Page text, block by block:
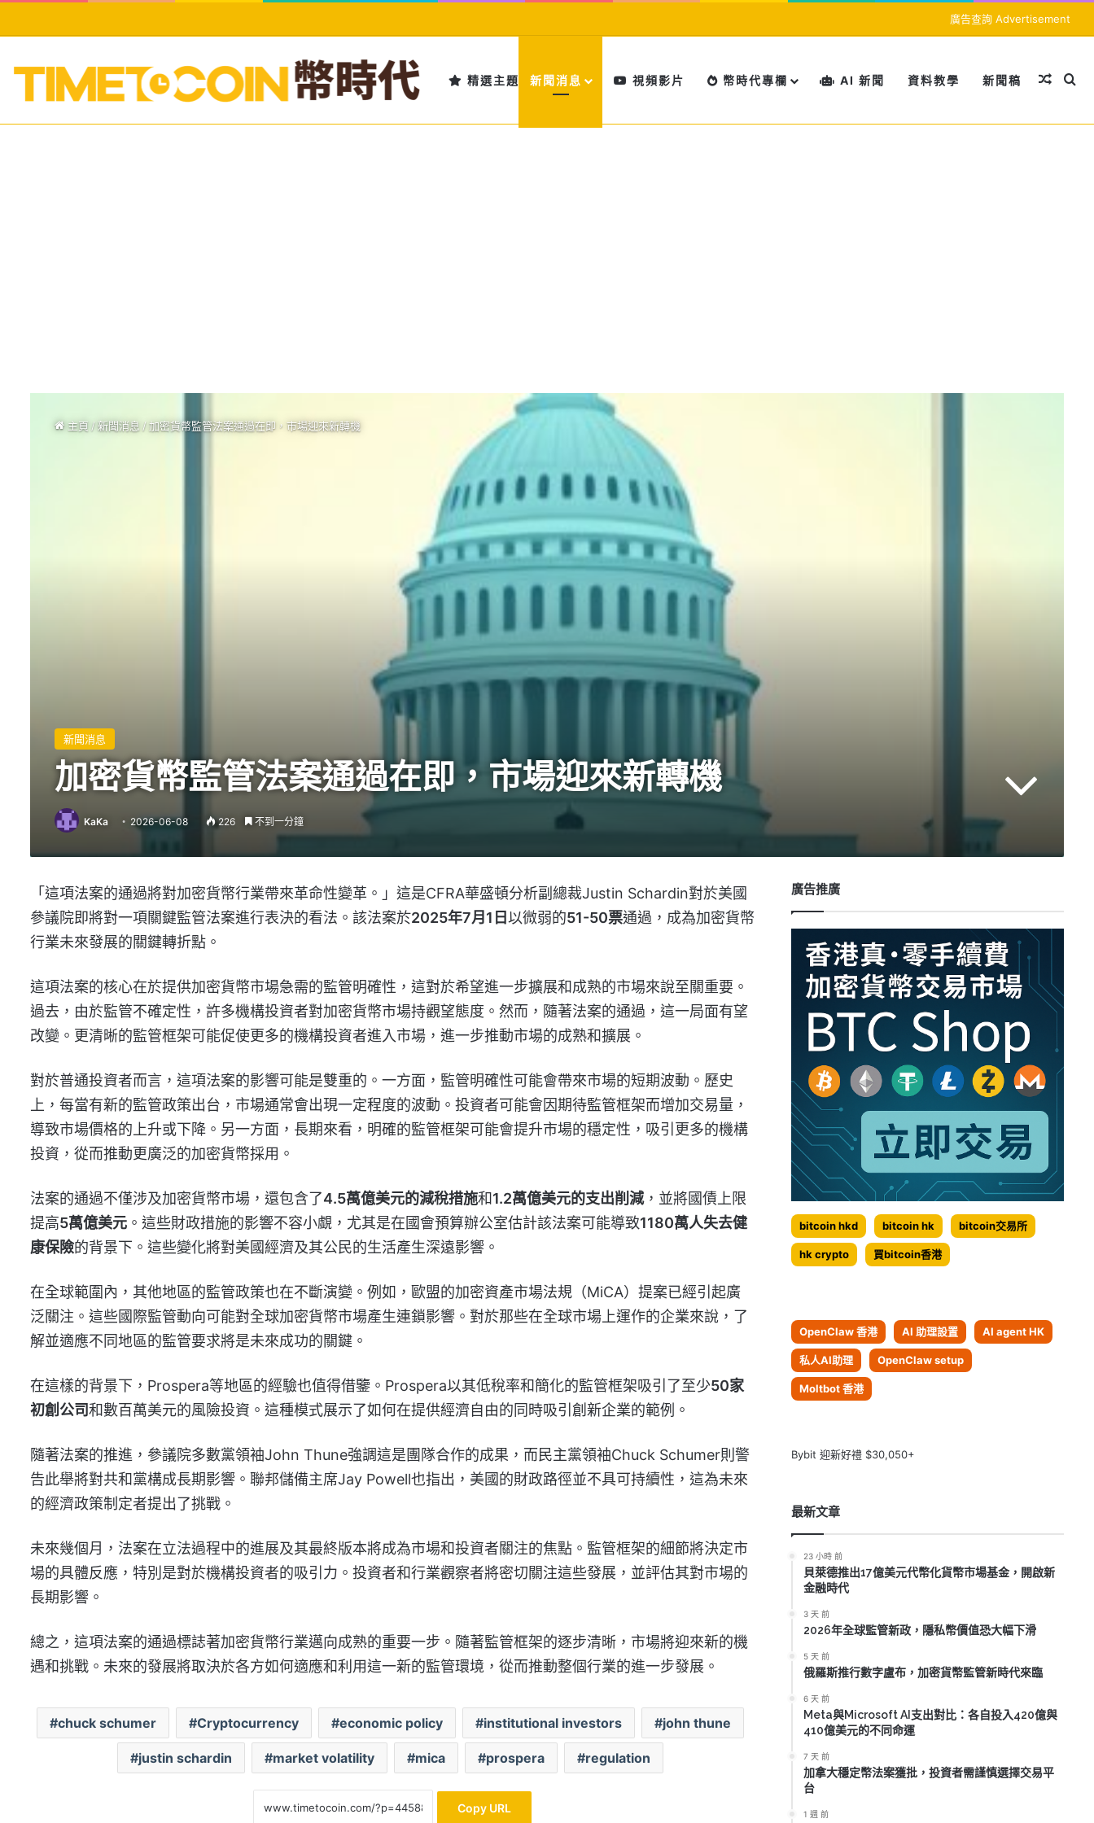
廣告查詢 Advertisement
精選主題 新聞消息 視頻影片 幣時代專欄 AI 新聞 資料教學 新聞稿 隨機文
搜
主頁 /新聞消息 /加密貨幣監管法案通過在即，市場迎來新轉機
新聞消息
加密貨幣監管法案通過在即，市場迎來新轉機
KaKa 2026-06-08 226 不到一分鐘
「這項法案的通過將對加密貨幣行業帶來革命性變革。」這是CFRA華盛頓分析副總裁Justin Schardin對於美國
參議院即將對一項關鍵監管法案進行表決的看法。該法案於2025年7月1日以微弱的51-50票通過，成為加密貨幣
行業未來發展的關鍵轉折點。
這項法案的核心在於提供加密貨幣市場急需的監管明確性，這對於希望進一步擴展和成熟的市場來說至關重要。
過去，由於監管不確定性，許多機構投資者對加密貨幣市場持觀望態度。然而，隨著法案的通過，這一局面有望
改變。更清晰的監管框架可能促使更多的機構投資者進入市場，進一步推動市場的成熟和擴展。
對於普通投資者而言，這項法案的影響可能是雙重的。一方面，監管明確性可能會帶來市場的短期波動。歷史
上，每當有新的監管政策出台，市場通常會出現一定程度的波動。投資者可能會因期待監管框架而增加交易量，
導致市場價格的上升或下降。另一方面，長期來看，明確的監管框架可能會提升市場的穩定性，吸引更多的機構
投資，從而推動更廣泛的加密貨幣採用。
法案的通過不僅涉及加密貨幣市場，還包含了4.5萬億美元的減稅措施和1.2萬億美元的支出削減，並將國債上限
提高5萬億美元 。這些財政措施的影響不容小覷，尤其是在國會預算辦公室估計該法案可能導致1180萬人失去健
康保險的背景下。這些變化將對美國經濟及其公民的生活產生深遠影響。
在全球範圍內，其他地區的監管政策也在不斷演變。例如，歐盟的加密資產市場法規（MiCA）提案已經引起廣
泛關注。這些國際監管動向可能對全球加密貨幣市場產生連鎖影響。對於那些在全球市場上運作的企業來說，了
解並適應不同地區的監管要求將是未來成功的關鍵。
在這樣的背景下，Prospera等地區的經驗也值得借鑒。Prospera以其低稅率和簡化的監管框架吸引了至少50家
初創公司和數百萬美元的風險投資。這種模式展示了如何在提供經濟自由的同時吸引創新企業的範例。
隨著法案的推進，參議院多數黨領袖John Thune強調這是團隊合作的成果，而民主黨領袖Chuck Schumer則警
告此舉將對共和黨構成長期影響。聯邦儲備主席Jay Powell也指出，美國的財政路徑並不具可持續性，這為未來
的經濟政策制定者提出了挑戰。
未來幾個月，法案在立法過程中的進展及其最終版本將成為市場和投資者關注的焦點。監管框架的細節將決定市
場的具體反應，特別是對於機構投資者的吸引力。投資者和行業觀察者將密切關注這些發展，並評估其對市場的
長期影響。
總之，這項法案的通過標誌著加密貨幣行業邁向成熟的重要一步。隨著監管框架的逐步清晰，市場將迎來新的機
遇和挑戰。未來的發展將取決於各方如何適應和利用這一新的監管環境，從而推動整個行業的進一步發展。
chuck schumer Cryptocurrency economic policy institutional investors john thune
justin schardin market volatility mica prospera regulation
Copy URL
廣告推廣
bitcoin hkd bitcoin hk bitcoin交易所
hk crypto 買bitcoin香港
OpenClaw 香港 AI 助理設置 AI agent HK
私人AI助理 OpenClaw setup
Moltbot 香港
Bybit 迎新好禮 $30,050+
最新文章
23 小時 前
貝萊德推出17億美元代幣化貨幣市場基金，開啟新
金融時代
3 天 前
2026年全球監管新政，隱私幣價值恐大幅下滑
5 天 前
俄羅斯推行數字盧布，加密貨幣監管新時代來臨
6 天 前
Meta與Microsoft AI支出對比：各自投入420億與
410億美元的不同命運
7 天 前
加拿大穩定幣法案獲批，投資者需謹慎選擇交易平
台
1 週 前